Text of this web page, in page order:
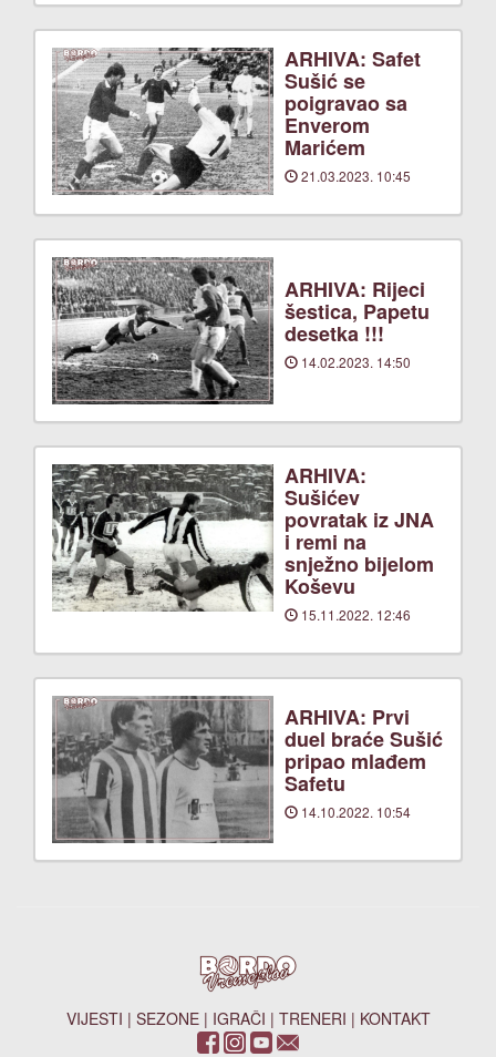
ARHIVA: Safet
Sušić se
poigravao sa
Enverom
Marićem
21.03.2023. 10:45
ARHIVA: Rijeci
šestica, Papetu
desetka !!!
14.02.2023. 14:50
ARHIVA:
Sušićev
povratak iz JNA
i remi na
snježno bijelom
Koševu
15.11.2022. 12:46
ARHIVA: Prvi
duel braće Sušić
pripao mlađem
Safetu
14.10.2022. 10:54
VIJESTI | SEZONE| IGRAČI | TRENERI | KONTAKT